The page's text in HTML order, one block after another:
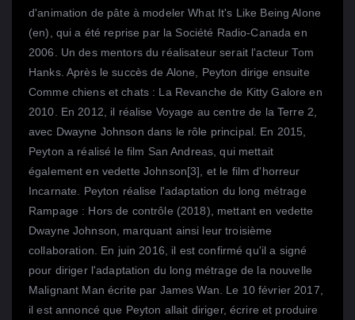
d'animation de pâte à modeler What It's Like Being Alone
(en), qui a été reprise par la Société Radio-Canada en
2006. Un des mentors du réalisateur serait l'acteur Tom
Hanks. Après le succès de Alone, Peyton dirige ensuite
Comme chiens et chats : La Revanche de Kitty Galore en
2010. En 2012, il réalise Voyage au centre de la Terre 2,
avec Dwayne Johnson dans le rôle principal. En 2015,
Peyton a réalisé le film San Andreas, qui mettait
également en vedette Johnson[3], et le film d'horreur
Incarnate. Peyton réalise l'adaptation du long métrage
Rampage : Hors de contrôle (2018), mettant en vedette
Dwayne Johnson, marquant ainsi leur troisième
collaboration. En juin 2016, il est confirmé qu'il a signé
pour diriger l'adaptation du long métrage de la nouvelle
Malignant Man écrite par James Wan. Le 10 février 2017,
il est annoncé que Peyton allait diriger, écrire et produire